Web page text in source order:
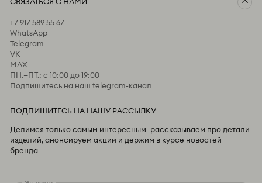
Доставка и оплата
Предзаказ
Пользовательское соглашение
Оферта и политика конфиденциальности
СВЯЗАТЬСЯ С НАМИ
+7 917 589 55 67
WhatsApp
Telegram
VK
MAX
ПН.—ПТ.: с 10:00 до 19:00
Подпишитесь на наш telegram-канал
ПОДПИШИТЕСЬ НА НАШУ РАССЫЛКУ
Делимся только самым интересным: рассказываем про детали
изделий, анонсируем акции и держим в курсе новостей
бренда.